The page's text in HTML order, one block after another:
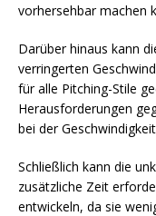
vorhersehbar machen
Darüber hinaus kann
verringerten
für alle Pitching-Stile
Herausforderungen
bei der
Schließlich kann die
zusätzliche Zeit
entwickeln, da sie